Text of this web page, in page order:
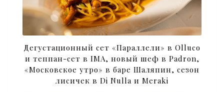
Дегустационный сет «Параллели» в Olluco
и теппан-сет в IMA, новый шеф в Padron,
«Московское утро» в баре Шаляпин, сезон
лисичек в Di Nulla и Meraki